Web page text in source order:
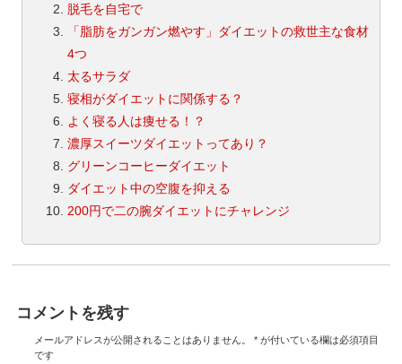
脱毛を自宅で
「脂肪をガンガン燃やす」ダイエットの救世主な食材
4つ
太るサラダ
寝相がダイエットに関係する？
よく寝る人は痩せる！？
濃厚スイーツダイエットってあり？
グリーンコーヒーダイエット
ダイエット中の空腹を抑える
200円で二の腕ダイエットにチャレンジ
コメントを残す
メールアドレスが公開されることはありません。 * が付いている欄は必須項目
です